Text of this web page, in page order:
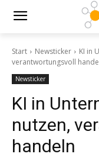
Start Newsticker
KI in
verantwortungsvoll
Newsticker
KI in
nutzen,
handeln